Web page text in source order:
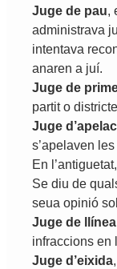
Juge de pau,
administrava
intentava
anaren a juí.
Juge de
partit o districte
Juge d ’
s’apelaven les
En ’antiguetat,
Se diu de
seua opinió
Juge de llínea
infraccions en
Juge d ’eixida,